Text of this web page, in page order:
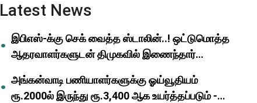
Latest News
இபிஎஸ்-க்கு செக் வைத்த ஸ்டாலின்..! ஒட்டுமொத்த
ஆதரவாளர்களுடன் திமுகவில் இணைந்தார்
அங்கன்வாடி பணியாளர்களுக்கு ஓய்வூதியம்
ரூ.2000ல் இருந்து ரூ.3,400 ஆக உயர்த்தப்படும் -